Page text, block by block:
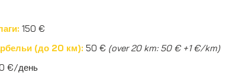
150 €
(до 20 км): 50 € (over 20 km: 50 € +1 €/km)
€/день